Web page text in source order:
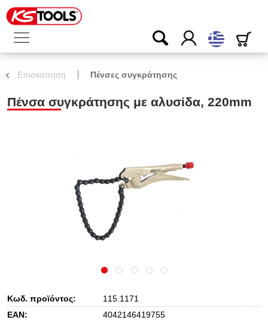
ελληνικά
Επισκόπηση Πένσες συγκράτησης
Πένσα συγκράτησης με αλυσίδα, 220mm
Κωδ. προϊόντος:
115.1171
EAN:
4042146419755